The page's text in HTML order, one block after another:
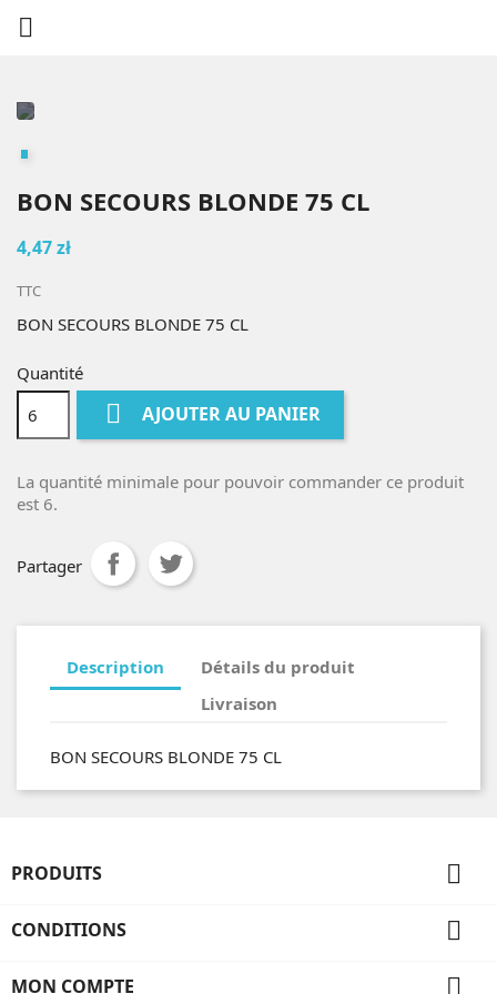

BON SECOURS BLONDE 75 CL
4,47 zł
TTC
BON SECOURS BLONDE 75 CL
Quantité
 AJOUTER AU PANIER
La quantité minimale pour pouvoir commander ce produit
est 6.
Partager
Description
Détails du produit
Livraison
BON SECOURS BLONDE 75 CL
PRODUITS 
CONDITIONS 
MON COMPTE 